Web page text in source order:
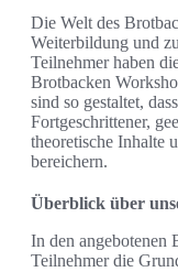
Die Welt des
Weiterbildung und
Teilnehmer haben
Brotbacken
sind so gestaltet,
Fortgeschrittener,
theoretische Inhalte
bereichern.
Überblick über
In den angebotenen
Teilnehmer die